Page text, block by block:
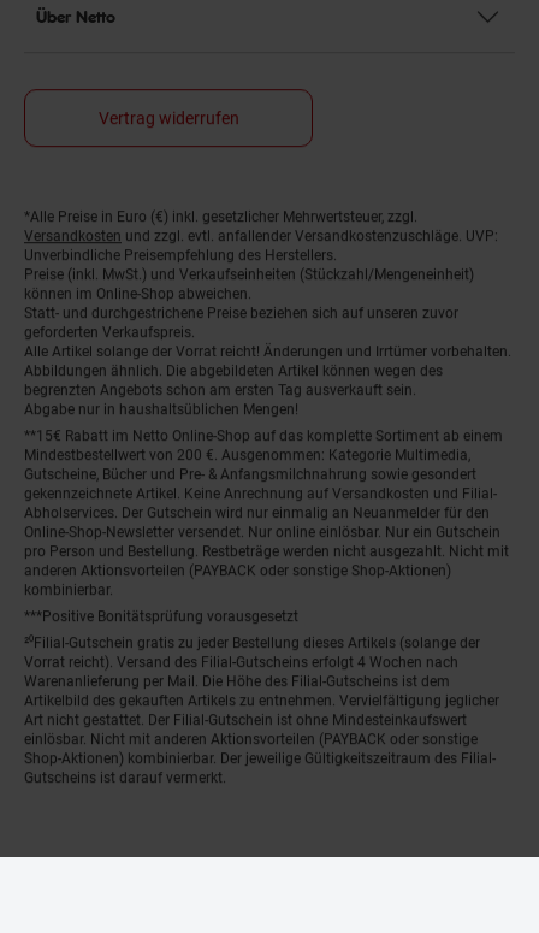
Über Netto
Vertrag widerrufen
Fußnoten
*Alle Preise in Euro (€) inkl. gesetzlicher Mehrwertsteuer, zzgl.
Versandkosten und zzgl. evtl. anfallender Versandkostenzuschläge. UVP:
Unverbindliche Preisempfehlung des Herstellers.
Preise (inkl. MwSt.) und Verkaufseinheiten (Stückzahl/Mengeneinheit)
können im Online-Shop abweichen.
Statt- und durchgestrichene Preise beziehen sich auf unseren zuvor
geforderten Verkaufspreis.
Alle Artikel solange der Vorrat reicht! Änderungen und Irrtümer vorbehalten.
Abbildungen ähnlich. Die abgebildeten Artikel können wegen des
begrenzten Angebots schon am ersten Tag ausverkauft sein.
Abgabe nur in haushaltsüblichen Mengen!
**15€ Rabatt im Netto Online-Shop auf das komplette Sortiment ab einem
Mindestbestellwert von 200 €. Ausgenommen: Kategorie Multimedia,
Gutscheine, Bücher und Pre- & Anfangsmilchnahrung sowie gesondert
gekennzeichnete Artikel. Keine Anrechnung auf Versandkosten und Filial-
Abholservices. Der Gutschein wird nur einmalig an Neuanmelder für den
Online-Shop-Newsletter versendet. Nur online einlösbar. Nur ein Gutschein
pro Person und Bestellung. Restbeträge werden nicht ausgezahlt. Nicht mit
anderen Aktionsvorteilen (PAYBACK oder sonstige Shop-Aktionen)
kombinierbar.
***Positive Bonitätsprüfung vorausgesetzt
²⁰Filial-Gutschein gratis zu jeder Bestellung dieses Artikels (solange der
Vorrat reicht). Versand des Filial-Gutscheins erfolgt 4 Wochen nach
Warenanlieferung per Mail. Die Höhe des Filial-Gutscheins ist dem
Artikelbild des gekauften Artikels zu entnehmen. Vervielfältigung jeglicher
Art nicht gestattet. Der Filial-Gutschein ist ohne Mindesteinkaufswert
einlösbar. Nicht mit anderen Aktionsvorteilen (PAYBACK oder sonstige
Shop-Aktionen) kombinierbar. Der jeweilige Gültigkeitszeitraum des Filial-
Gutscheins ist darauf vermerkt.